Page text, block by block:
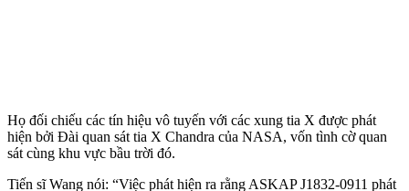
Họ đối chiếu các tín hiệu vô tuyến với các xung tia X được phát
hiện bởi Đài quan sát tia X Chandra của NASA, vốn tình cờ quan
sát cùng khu vực bầu trời đó.
Tiến sĩ Wang nói: “Việc phát hiện ra rằng ASKAP J1832-0911 phát